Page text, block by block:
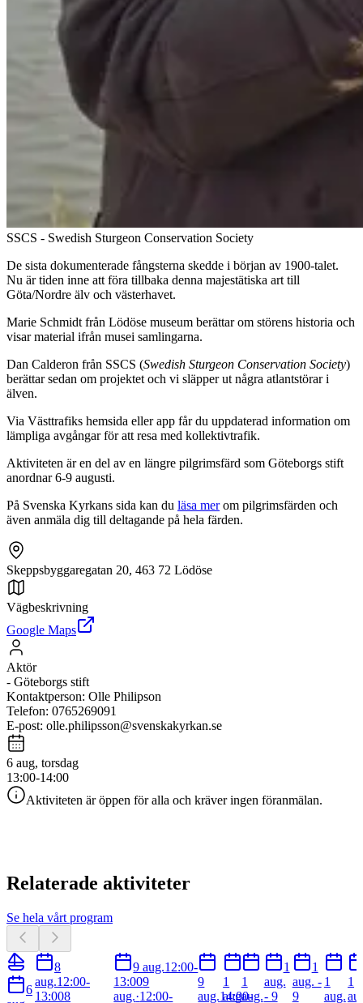
SSCS - Swedish Sturgeon Conservation Society
De sista dokumenterade fångsterna skedde i början av 1900-talet.
Nu är tiden inne att föra tillbaka denna majestätiska art till
Göta/Nordre älv och västerhavet.
Marie Schmidt från Lödöse museum berättar om störens historia och
visar material ifrån musei samlingarna.
Dan Calderon från SSCS (Swedish Sturgeon Conservation Society)
berättar sedan om projektet och vi släpper ut några atlantstörar i
älven.
Via Västtrafiks hemsida eller app får du uppdaterad information om
lämpliga avgångar för att resa med kollektivtrafik.
Aktiviteten är en del av en längre pilgrimsfärd som Göteborgs stift
anordnar 6-9 augusti.
På Svenska Kyrkans sida kan du läsa merom pilgrimsfärden och
även anmäla dig till deltagande på hela färden.
Skeppsbyggaregatan 20, 463 72 Lödöse
Vägbeskrivning
Google Maps
Aktör
- Göteborgs stift
Kontaktperson: Olle Philipson
Telefon: 0765269091
E-post: olle.philipsson@svenskakyrkan.se
6 aug, torsdag
13:00-14:00
Aktiviteten är öppen för alla och kräver ingen föranmälan.
Relaterade aktiviteter
Se hela vårt program
6
8
aug.12:00-
13:008
9 aug.12:00-
13:009
aug.·12:00-
9
aug.14:00-
1
aug.
1
aug.
1
aug.
- 9
1
aug. -
9
1
aug.
1